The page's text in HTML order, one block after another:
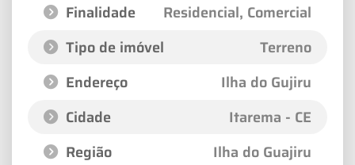
Finalidade
Residencial, Comercial
Tipo de imóvel
Terreno
Endereço
Ilha do Gujiru
Cidade
Itarema - CE
Região
Ilha do Guajiru